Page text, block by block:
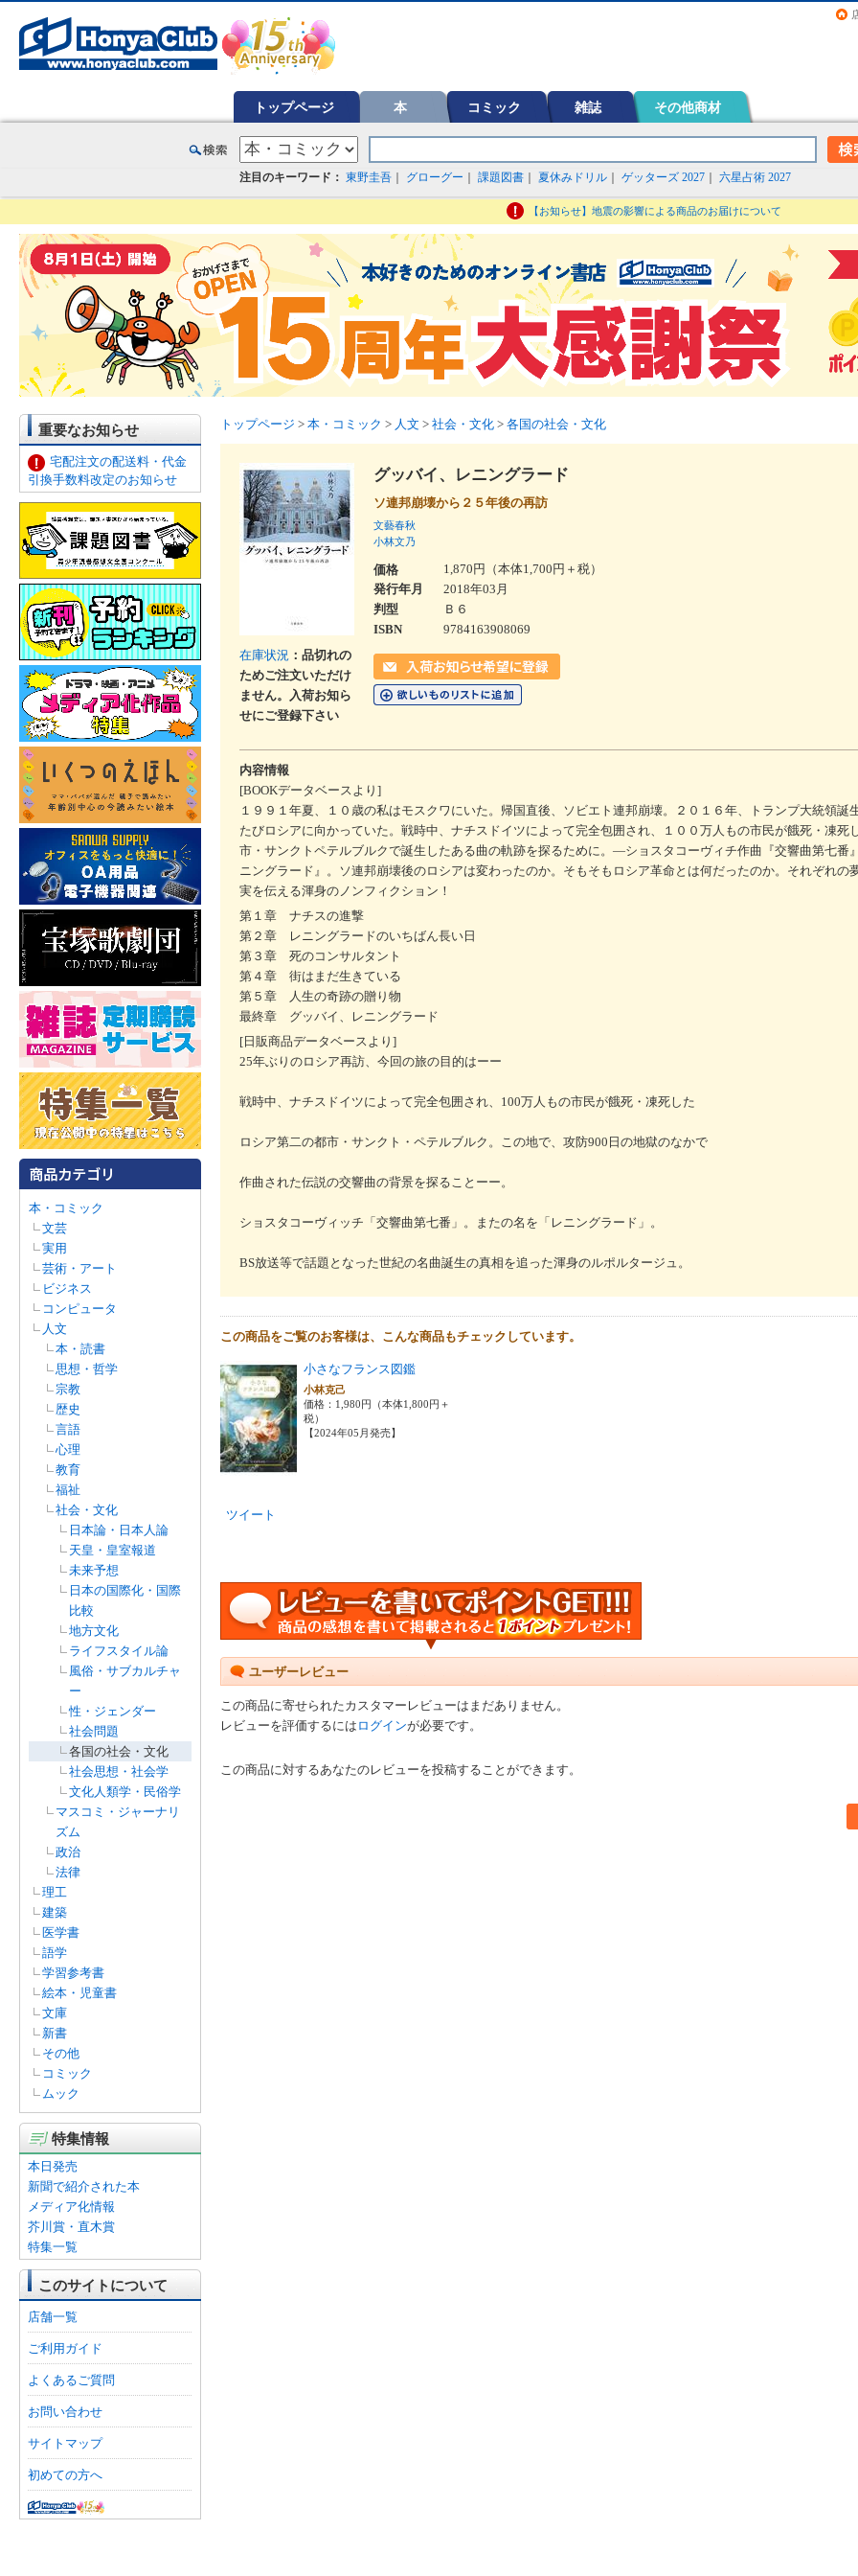
トップページ 本 コミック 雑誌 その他商材
注目のキーワード： 東野圭吾 グローグー 課題図書 夏休みドリル ゲッターズ 2027 六星占術 2027
【お知らせ】地震の影響による商品のお届けについて
重要なお知らせ
宅配注文の配送料・代金
引換手数料改定のお知らせ
本・コミック
文芸
実用
芸術・アート
ビジネス
コンピュータ
人文
本・読書
思想・哲学
宗教
歴史
言語
心理
教育
福祉
社会・文化
日本論・日本人論
天皇・皇室報道
未来予想
日本の国際化・国際
比較
地方文化
ライフスタイル論
風俗・サブカルチャ
ー
性・ジェンダー
社会問題
各国の社会・文化
社会思想・社会学
文化人類学・民俗学
マスコミ・ジャーナリ
ズム
政治
法律
理工
建築
医学書
語学
学習参考書
絵本・児童書
文庫
新書
その他
コミック
ムック
特集情報
本日発売
新聞で紹介された本
メディア化情報
芥川賞・直木賞
特集一覧
このサイトについて
店舗一覧
ご利用ガイド
よくあるご質問
お問い合わせ
サイトマップ
初めての方へ
トップページ > 本・コミック > 人文 > 社会・文化 > 各国の社会・文化
在庫状況 ：品切れの
ためご注文いただけ
ません。入荷お知ら
せにご登録下さい
グッバイ、レニングラード
ソ連邦崩壊から２５年後の再訪
文藝春秋
小林文乃
価格
1,870円（本体1,700円＋税）
発行年月
2018年03月
判型
Ｂ６
ISBN
9784163908069
内容情報
[BOOKデータベースより]
１９９１年夏、１０歳の私はモスクワにいた。帰国直後、ソビエト連邦崩壊。２０１６年、トランプ大統領誕
たびロシアに向かっていた。戦時中、ナチスドイツによって完全包囲され、１００万人もの市民が餓死・凍死
市・サンクトペテルブルクで誕生したある曲の軌跡を探るために。―ショスタコーヴィチ作曲『交響曲第七番
ニングラード』。ソ連邦崩壊後のロシアは変わったのか。そもそもロシア革命とは何だったのか。それぞれの
実を伝える渾身のノンフィクション！
第１章 ナチスの進撃
第２章 レニングラードのいちばん長い日
第３章 死のコンサルタント
第４章 街はまだ生きている
第５章 人生の奇跡の贈り物
最終章 グッバイ、レニングラード
[日販商品データベースより]
25年ぶりのロシア再訪、今回の旅の目的はーー
戦時中、ナチスドイツによって完全包囲され、100万人もの市民が餓死・凍死した
ロシア第二の都市・サンクト・ペテルブルク。この地で、攻防900日の地獄のなかで
作曲された伝説の交響曲の背景を探ることーー。
ショスタコーヴィッチ「交響曲第七番」。またの名を「レニングラード」。
BS放送等で話題となった世紀の名曲誕生の真相を追った渾身のルポルタージュ。
この商品をご覧のお客様は、こんな商品もチェックしています。
小さなフランス図鑑
小林克己
価格：1,980円（本体1,800円＋
税）
【2024年05月発売】
ツイート
ユーザーレビュー
この商品に寄せられたカスタマーレビューはまだありません。
レビューを評価するには ログインが必要です。
この商品に対するあなたのレビューを投稿することができます。